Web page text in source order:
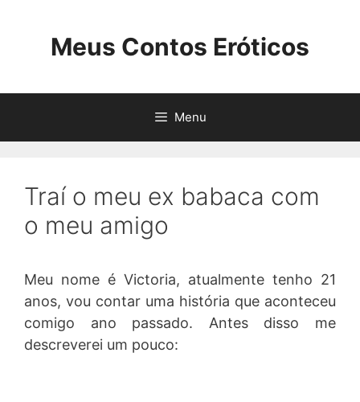
Meus Contos Eróticos
Menu
Traí o meu ex babaca com
o meu amigo
Meu nome é Victoria, atualmente tenho 21
anos, vou contar uma história que aconteceu
comigo ano passado. Antes disso me
descreverei um pouco: